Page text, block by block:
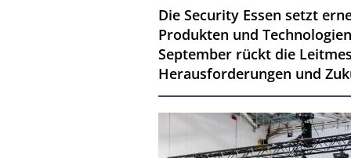
Die Security Essen setzt
Produkten und
September rückt die
Herausforderungen und